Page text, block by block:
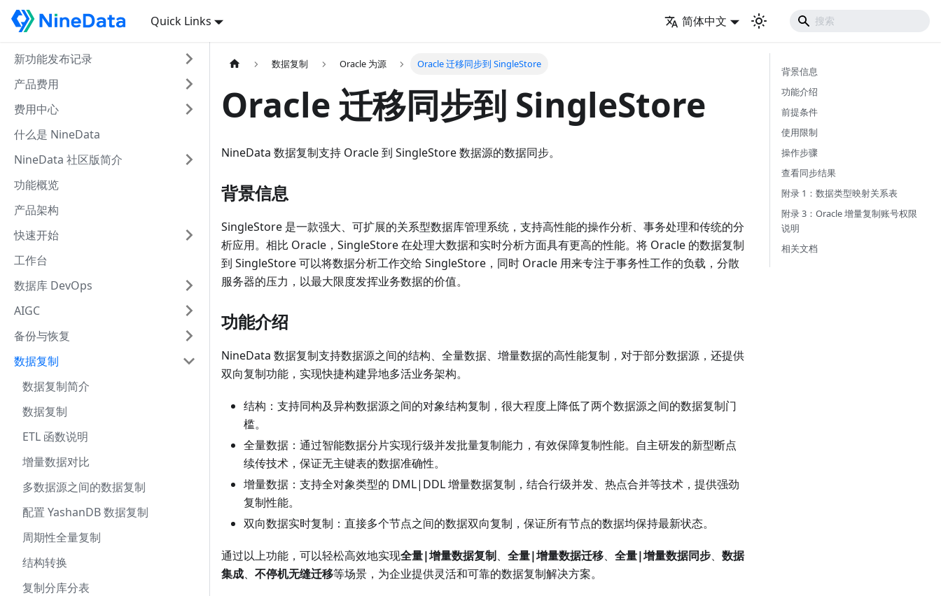
Quick Links 简体中文
新功能发布记录
产品费用
费用中心
什么是 NineData
NineData 社区版简介
功能概览
产品架构
快速开始
工作台
数据库 DevOps
AIGC
备份与恢复
数据复制
数据复制简介
数据复制
ETL 函数说明
增量数据对比
多数据源之间的数据复制
配置 YashanDB 数据复制
周期性全量复制
结构转换
复制分库分表
数据复制 Oracle 为源 Oracle 迁移同步到 SingleStore
Oracle 迁移同步到 SingleStore
NineData 数据复制支持 Oracle 到 SingleStore 数据源的数据同步。
背景信息
SingleStore 是一款强大、可扩展的关系型数据库管理系统，支持高性能的操作分析、事务处理和传统的分
析应用。相比 Oracle，SingleStore 在处理大数据和实时分析方面具有更高的性能。将 Oracle 的数据复制
到 SingleStore 可以将数据分析工作交给 SingleStore，同时 Oracle 用来专注于事务性工作的负载，分散
服务器的压力，以最大限度发挥业务数据的价值。
功能介绍
NineData 数据复制支持数据源之间的结构、全量数据、增量数据的高性能复制，对于部分数据源，还提供
双向复制功能，实现快捷构建异地多活业务架构。
结构：支持同构及异构数据源之间的对象结构复制，很大程度上降低了两个数据源之间的数据复制门
槛。
全量数据：通过智能数据分片实现行级并发批量复制能力，有效保障复制性能。自主研发的新型断点
续传技术，保证无主键表的数据准确性。
增量数据：支持全对象类型的 DML|DDL 增量数据复制，结合行级并发、热点合并等技术，提供强劲
复制性能。
双向数据实时复制：直接多个节点之间的数据双向复制，保证所有节点的数据均保持最新状态。
通过以上功能，可以轻松高效地实现全量|增量数据复制、 全量|增量数据迁移、 全量|增量数据同步、 数据
集成、 不停机无缝迁移等场景，为企业提供灵活和可靠的数据复制解决方案。
背景信息
功能介绍
前提条件
使用限制
操作步骤
查看同步结果
附录 1：数据类型映射关系表
附录 3：Oracle 增量复制账号权限
说明
相关文档